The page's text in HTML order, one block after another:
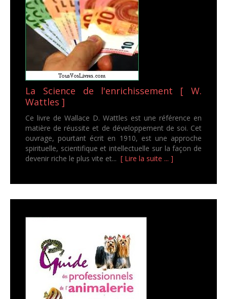
La Science de l'enrichissement [ W.
Wattles ]
Ce livre de Wallace D. Wattles est une référence en
matière de réussite et de développement de soi. Cet
ouvrage, pourtant écrit en 1910, est une approche
spirituelle, scientifique et intellectuelle sur la façon de
devenir riche le plus vite et... [ Lire la suite ... ]